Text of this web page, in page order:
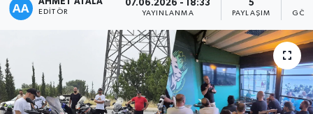
EDITÖR
07.06.2026 - 18:33
YAYINLANMA
5
PAYLAŞIM